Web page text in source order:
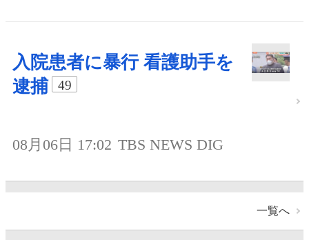
入院患者に暴行 看護助手を
逮捕
49
08月06日 17:02 TBS NEWS DIG
一覧へ